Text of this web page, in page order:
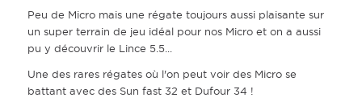
Peu de Micro mais une régate toujours aussi plaisante sur
un super terrain de jeu idéal pour nos Micro et on a aussi
pu y découvrir le Lince 5.5...
Une des rares régates où l'on peut voir des Micro se
battant avec des Sun fast 32 et Dufour 34 !